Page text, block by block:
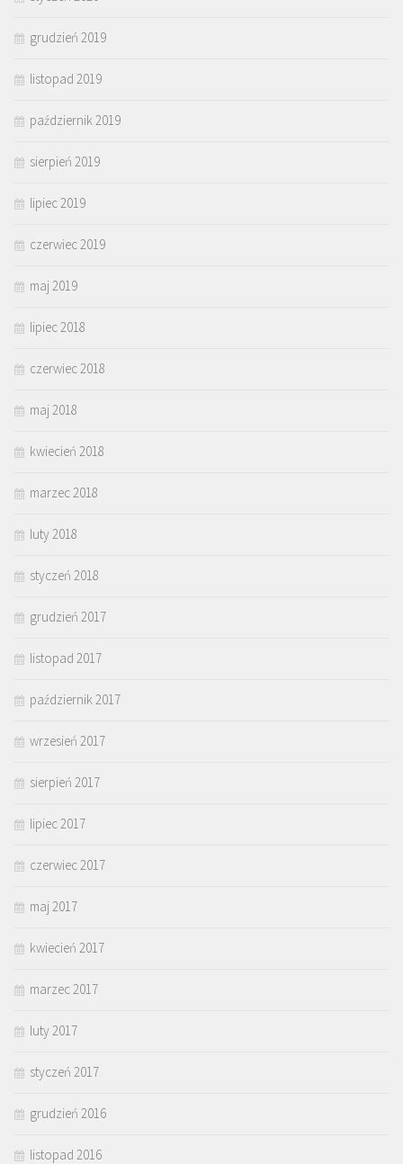
grudzień 2019
listopad 2019
październik 2019
sierpień 2019
lipiec 2019
czerwiec 2019
maj 2019
lipiec 2018
czerwiec 2018
maj 2018
kwiecień 2018
marzec 2018
luty 2018
styczeń 2018
grudzień 2017
listopad 2017
październik 2017
wrzesień 2017
sierpień 2017
lipiec 2017
czerwiec 2017
maj 2017
kwiecień 2017
marzec 2017
luty 2017
styczeń 2017
grudzień 2016
listopad 2016